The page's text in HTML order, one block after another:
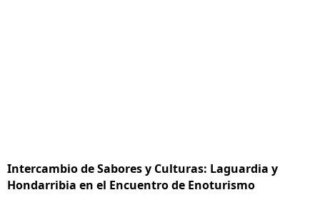
Intercambio de Sabores y Culturas: Laguardia y
Hondarribia en el Encuentro de Enoturismo